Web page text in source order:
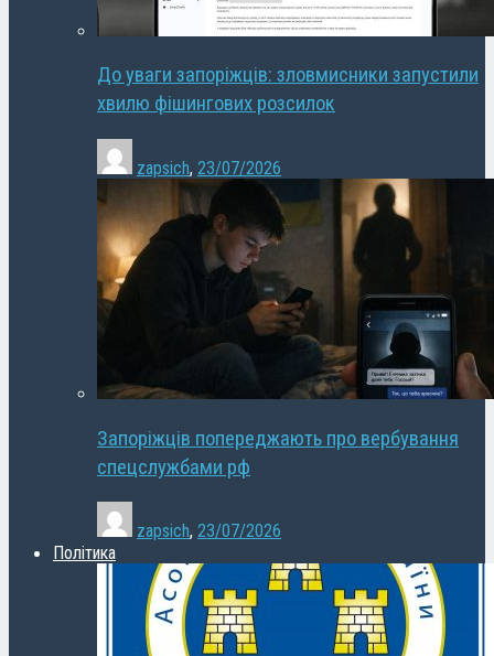
До уваги запоріжців: зловмисники запустили
хвилю фішингових розсилок
zapsich, 23/07/2026
Запоріжців попереджають про вербування
спецслужбами рф
zapsich, 23/07/2026
Політика